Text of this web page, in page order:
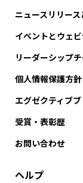
ニュースリリー
イベントとウェ
リーダーシップ
個人情報保護方針
エグゼクティブ
受賞・表彰歴
お問い合わせ
ヘルプ